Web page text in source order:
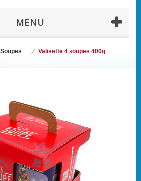
MENU
Soupes Valisette 4 soupes 400g